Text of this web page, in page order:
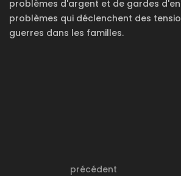
problèmes d'argent et de gardes
problèmes qui déclenchent des
guerres dans les familles.
précédent